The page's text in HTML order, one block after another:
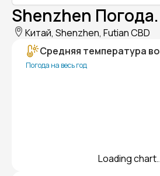
Shenzhen Погода.
Китай, Shenzhen, Futian CBD
Средняя температура
Погода на весь год
Loading